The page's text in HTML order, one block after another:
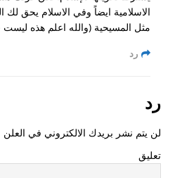
الاسلامية ايضاً وفي الاسلام يحق لك
مثل المسيحية (والله اعلم هذه ليست
رد
رد
لن يتم نشر بريدك الالكتروني في العلن
تعليق